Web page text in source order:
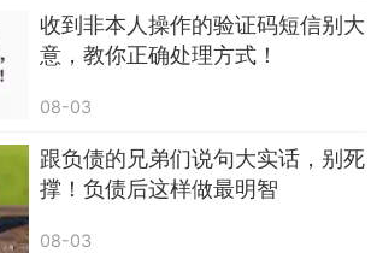
家：
局、人社局，从不发短信带链接
贴。
务、医保认证、养老待遇办理，只
、线下社区社保局窗口办理，绝不
填信息。
收到非本人操作的验证码短信别大
意，教你正确处理方式！
08-03
跟负债的兄弟们说句大实话，别死
撑！负债后这样做最明智
08-03